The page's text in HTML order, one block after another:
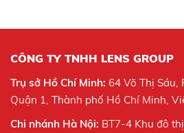
CÔNG TY TNHH LENS GROUP
Trụ sở Hồ Chí Minh: 64 Võ Thị Sáu,
Quận 1, Thành phố Hồ Chí Minh,
Chi nhánh Hà Nội: BT7-4 Khu đô